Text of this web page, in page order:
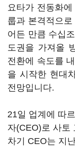
요타가 전동화에
룹과 본격적으
어든 만큼 수십
도권을 가져올
전환에 속도를
을 시작한 현대
전망입니다.
21일 업계에 따
자(CEO)로 사토
차기 CEO는 지